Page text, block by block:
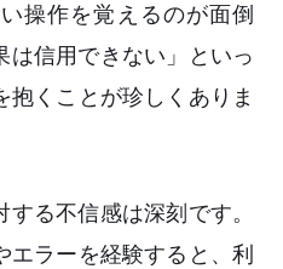
操作を覚えるのが面倒
は信用できない」といっ
抱くことが珍しくありま
る不信感は深刻です。
ラーを経験すると、利